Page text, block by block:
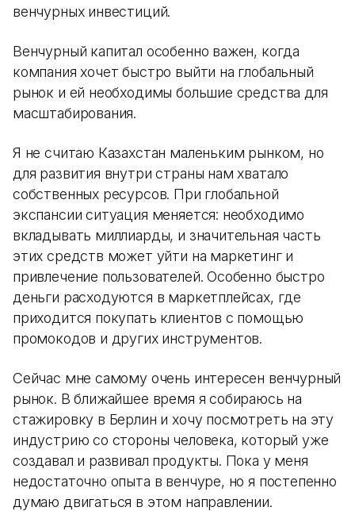
венчурных инвестиций.
Венчурный капитал особенно важен, когда
компания хочет быстро выйти на глобальный
рынок и ей необходимы большие средства для
масштабирования.
Я не считаю Казахстан маленьким рынком, но
для развития внутри страны нам хватало
собственных ресурсов. При глобальной
экспансии ситуация меняется: необходимо
вкладывать миллиарды, и значительная часть
этих средств может уйти на маркетинг и
привлечение пользователей. Особенно быстро
деньги расходуются в маркетплейсах, где
приходится покупать клиентов с помощью
промокодов и других инструментов.
Сейчас мне самому очень интересен венчурный
рынок. В ближайшее время я собираюсь на
стажировку в Берлин и хочу посмотреть на эту
индустрию со стороны человека, который уже
создавал и развивал продукты. Пока у меня
недостаточно опыта в венчуре, но я постепенно
думаю двигаться в этом направлении.